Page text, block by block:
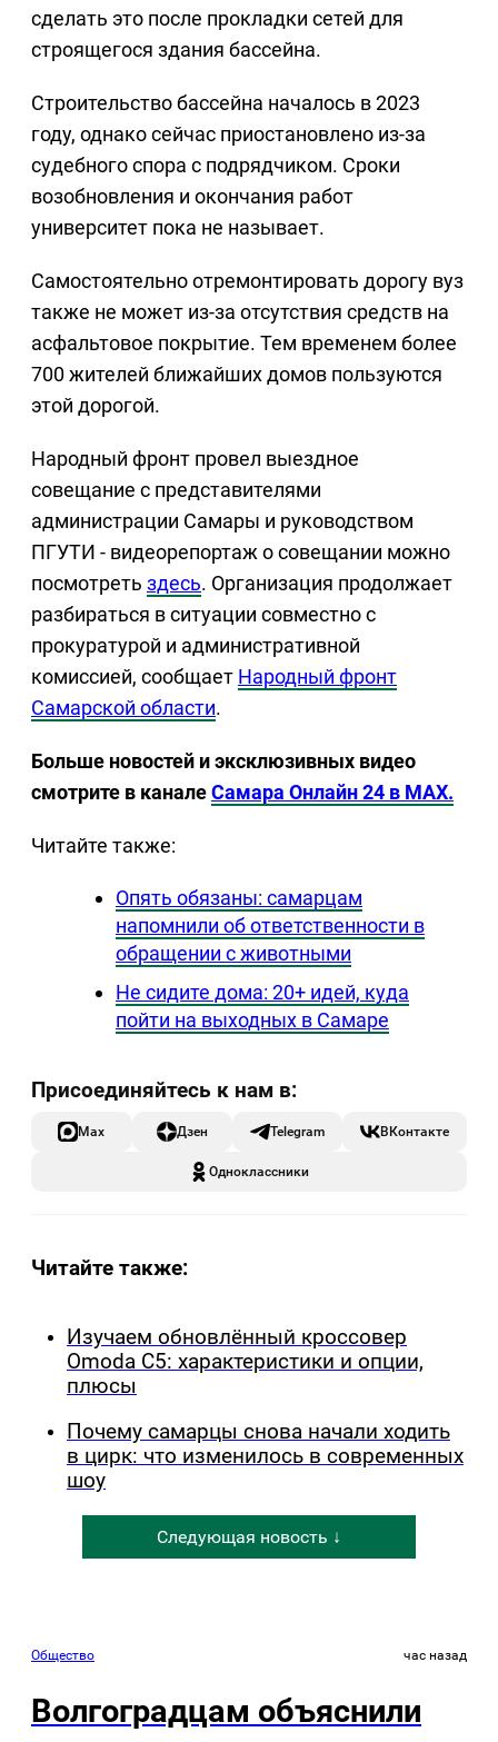
сделать это после прокладки сетей для
строящегося здания бассейна.
Строительство бассейна началось в 2023
году, однако сейчас приостановлено из-за
судебного спора с подрядчиком. Сроки
возобновления и окончания работ
университет пока не называет.
Самостоятельно отремонтировать дорогу вуз
также не может из-за отсутствия средств на
асфальтовое покрытие. Тем временем более
700 жителей ближайших домов пользуются
этой дорогой.
Народный фронт провел выездное
совещание с представителями
администрации Самары и руководством
ПГУТИ - видеорепортаж о совещании можно
посмотреть здесь. Организация продолжает
разбираться в ситуации совместно с
прокуратурой и административной
комиссией, сообщает Народный фронт
Самарской области.
Больше новостей и эксклюзивных видео
смотрите в каналеСамара Онлайн 24 в MAX.
Читайте также:
Опять обязаны: самарцам
напомнили об ответственности в
обращении с животными
Не сидите дома: 20+ идей, куда
пойти на выходных в Самаре
Max Дзен Telegram ВКонтакте
Одноклассники
Читайте также:
Изучаем обновлённый кроссовер
Omoda C5: характеристики и опции,
плюсы
Почему самарцы снова начали ходить
в цирк: что изменилось в современных
шоу
Следующая новость ↓
Общество час назад
Волгоградцам объяснили